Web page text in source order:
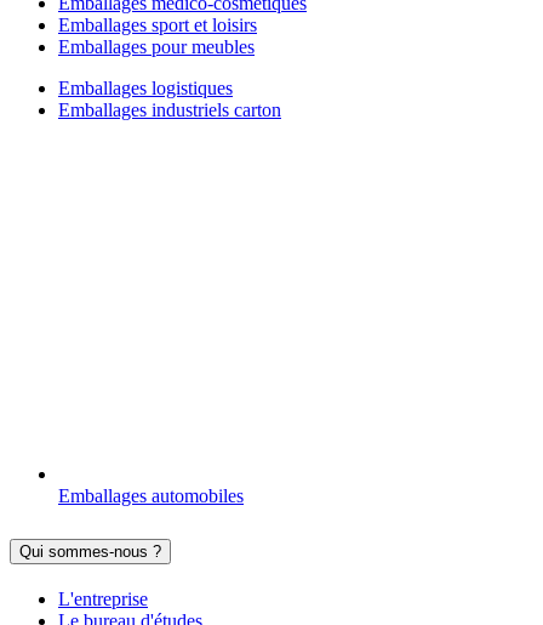
Emballages sport et loisirs
Emballages pour meubles
Emballages logistiques
Emballages industriels carton
Emballages automobiles
Qui sommes-nous ?
L'entreprise
Le bureau d'études